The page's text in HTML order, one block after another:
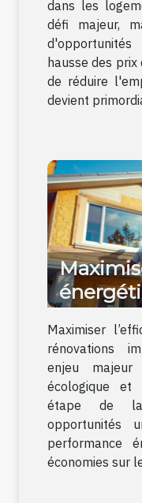
dans les
défi majeur,
hausse des
de réduire
devient
Maximiser
rénovations
enjeu majeur
écologique et
étape de
opportunités
performance
économies sur